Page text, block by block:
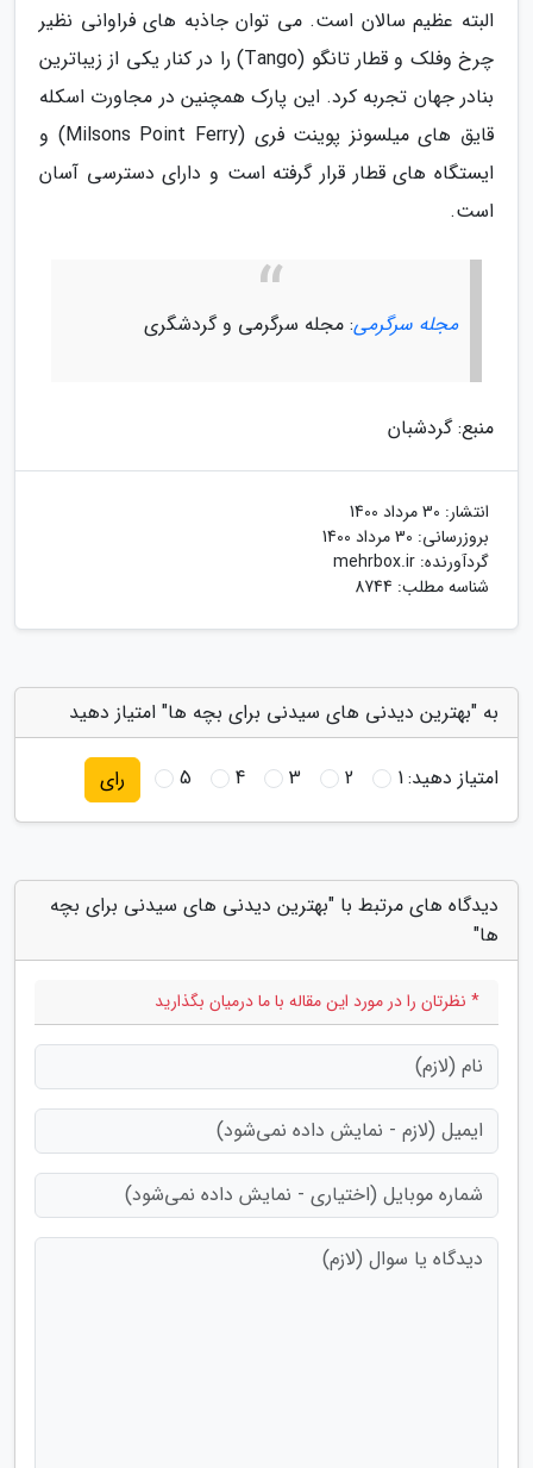
البته عظیم سالان است. می توان جاذبه های فراوانی نظیر
چرخ وفلک و قطار تانگو (Tango) را در کنار یکی از زیباترین
بنادر جهان تجربه کرد. این پارک همچنین در مجاورت اسکله
قایق های میلسونز پوینت فری (Milsons Point Ferry) و
ایستگاه های قطار قرار گرفته است و دارای دسترسی آسان
است.
مجله سرگرمی: مجله سرگرمی و گردشگری
منبع: گردشبان
انتشار: 30 مرداد 1400
بروزرسانی: 30 مرداد 1400
گردآورنده: mehrbox.ir
شناسه مطلب: 8744
به "بهترین دیدنی های سیدنی برای بچه ها" امتیاز دهید
امتیاز دهید:1
2
3
4
5 رای
دیدگاه های مرتبط با "بهترین دیدنی های سیدنی برای بچه
ها"
* نظرتان را در مورد این مقاله با ما درمیان بگذارید